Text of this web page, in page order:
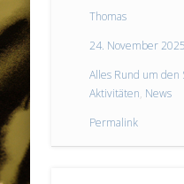
Thomas
24. November 2025
Alles Rund um
Aktivitäten, News
Permalink